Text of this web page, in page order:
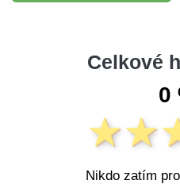
Celkové
0
Nikdo zatím